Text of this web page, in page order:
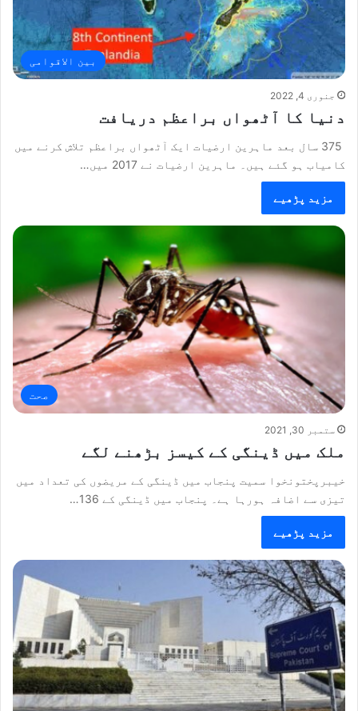
بین الاقوامی
جنوری 4, 2022
دنیا کا آٹھواں براعظم دریافت
375 سال بعد ماہرین ارضیات ایک آٹھواں براعظم تلاش کرنے میں
کامیاب ہو گئے ہیں۔ ماہرین ارضیات نے 2017 میں…
مزید پڑھیے
صحت
ستمبر 30, 2021
ملک میں ڈینگی کے کیسز بڑھنے لگے
خیبرپختونخوا سمیت پنجاب میں ڈینگی کے مریضوں کی تعداد میں
تیزی سے اضافہ ہورہا ہے۔ پنجاب میں ڈینگی کے 136…
مزید پڑھیے